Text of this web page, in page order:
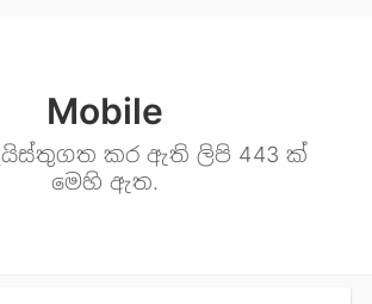
Mobile
කර ඇති ලිපි 443 ක්
මෙහි ඇත.